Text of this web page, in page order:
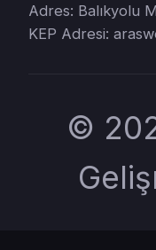
Adres: Balıkyolu
KEP Adresi:
©